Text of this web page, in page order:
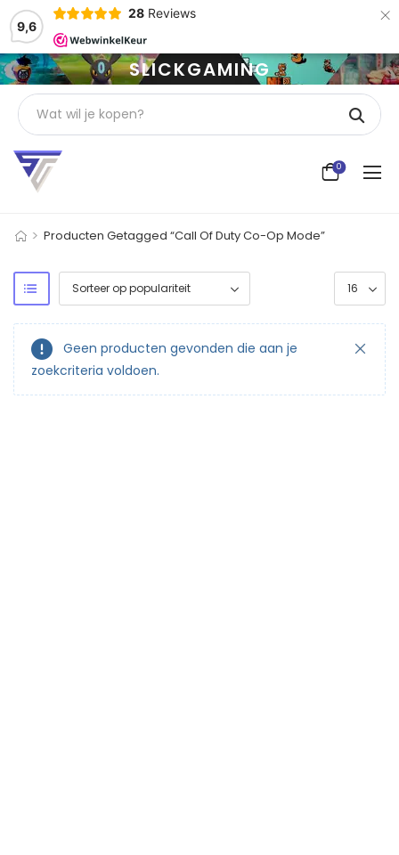
9,6
28 Reviews ×
SLICKGAMING
0
> Producten Getagged “Call Of Duty Co-Op Mode”
Geen producten gevonden die aan je
zoekcriteria voldoen.